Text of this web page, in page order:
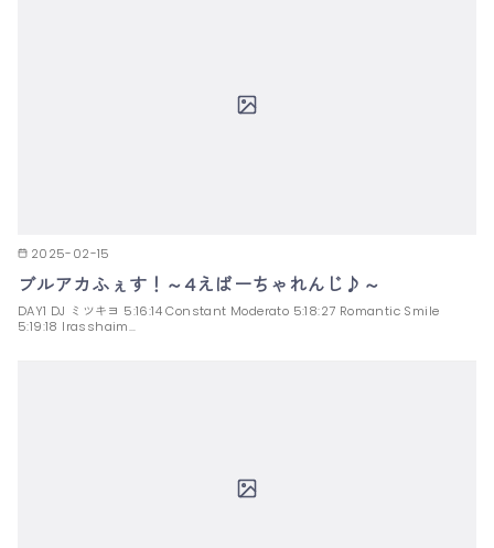
2025-02-15
ブルアカふぇす！～4えばーちゃれんじ♪～
DAY1 DJ ミツキヨ 5:16:14 Constant Moderato 5:18:27 Romantic Smile
5:19:18 Irasshaim…